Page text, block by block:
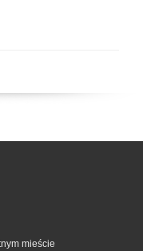
mieście